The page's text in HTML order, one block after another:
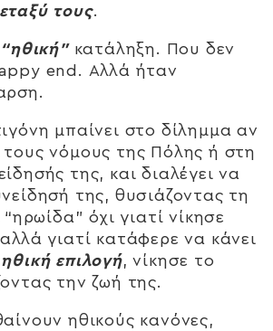
τους.
“ηθική”κατάληξη. Που δεν
end. Αλλά ήταν
μπαίνει στο δίλημμα αν
νόμους της Πόλης ή στη
της, και διαλέγει να
της, θυσιάζοντας τη
όχι γιατί νίκησε
γιατί κατάφερε να κάνει
επιλογή, νίκησε το
την ζωή της.
ηθικούς κανόνες,